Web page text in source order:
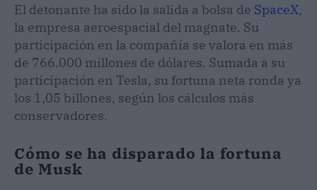
El detonante ha sido la salida a bolsa de SpaceX,
la empresa aeroespacial del magnate. Su
participación en la compañía se valora en más
de 766.000 millones de dólares. Sumada a su
participación en Tesla, su fortuna neta ronda ya
los 1,05 billones, según los cálculos más
conservadores.
Cómo se ha disparado la fortuna
de Musk